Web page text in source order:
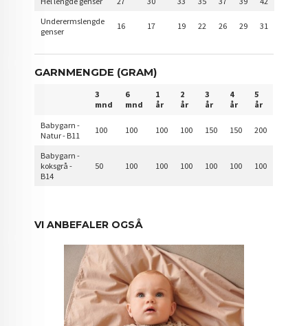
Underermslengde
genser
16 17 19 22 26 29 31
GARNMENGDE (GRAM)
3
mnd
6
mnd
1
år
2
år
3
år
4
år
5
år
Babygarn -
Natur - B11
100 100 100 100 150 150 200
Babygarn -
koksgrå -
B14
50 100 100 100 100 100 100
VI ANBEFALER OGSÅ